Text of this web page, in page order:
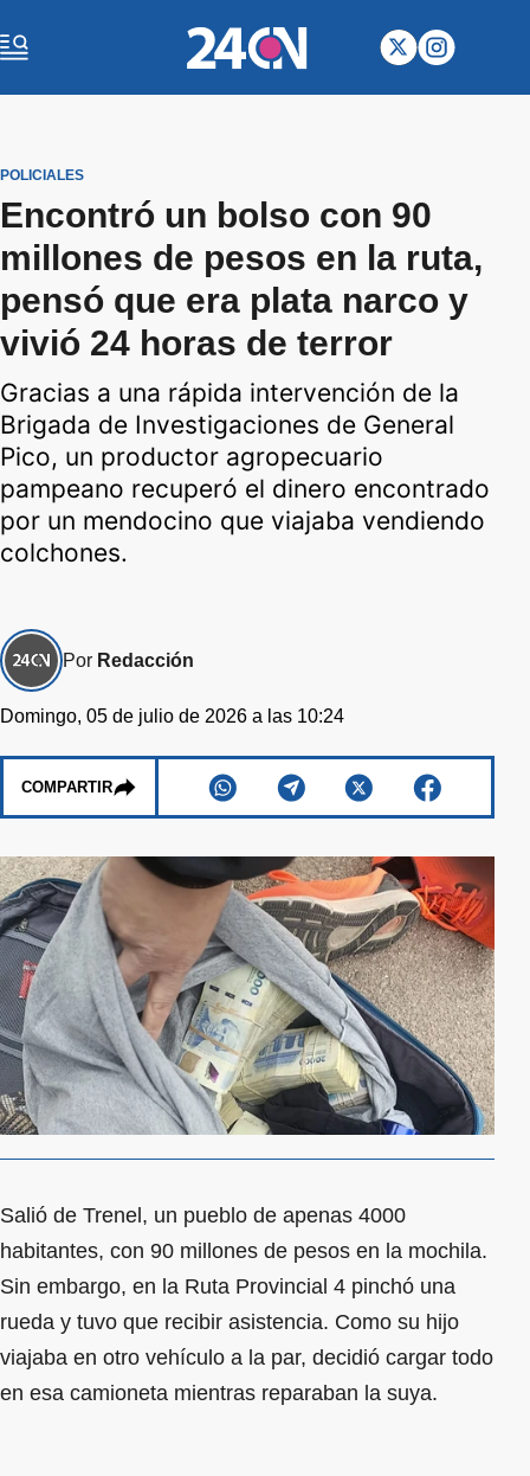
POLICIALES
Encontró un bolso con 90
millones de pesos en la ruta,
pensó que era plata narco y
vivió 24 horas de terror
Gracias a una rápida intervención de la
Brigada de Investigaciones de General
Pico, un productor agropecuario
pampeano recuperó el dinero encontrado
por un mendocino que viajaba vendiendo
colchones.
Por Redacción
Domingo, 05 de julio de 2026 a las 10:24
COMPARTIR
Salió de Trenel, un pueblo de apenas 4000
habitantes, con 90 millones de pesos en la mochila.
Sin embargo, en la Ruta Provincial 4 pinchó una
rueda y tuvo que recibir asistencia. Como su hijo
viajaba en otro vehículo a la par, decidió cargar todo
en esa camioneta mientras reparaban la suya.